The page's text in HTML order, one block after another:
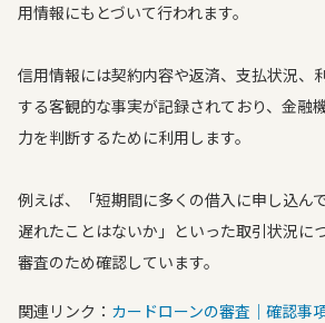
用情報にもとづいて行われます。
信用情報には契約内容や返済、支払状況、
する客観的な事実が記録されており、金融
力を判断するために利用します。
例えば、「短期間に多くの借入に申し込ん
遅れたことはないか」といった取引状況に
審査のため確認しています。
関連リンク： カードローンの審査｜確認事